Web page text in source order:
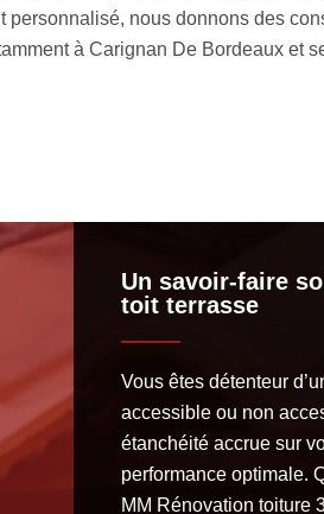
personnalisé, nous donnons des
à Carignan De Bordeaux et
Un savoir-faire
toit terrasse
Vous êtes détenteur
accessible ou non
étanchéité accrue sur
performance optimale.
MM Rénovation toiture